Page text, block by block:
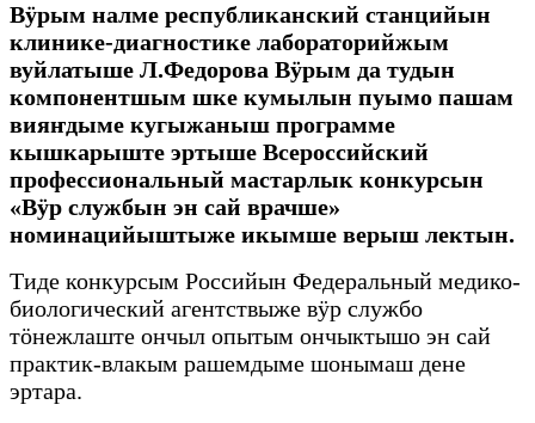
Вӱрым налме республиканский станцийын
клинике-диагностике лабораторийжым
вуйлатыше Л.Федорова Вӱрым да тудын
компонентшым шке кумылын пуымо пашам
вияҥдыме кугыжаныш программе
кышкарыште эртыше Всероссийский
профессиональный мастарлык конкурсын
«Вӱр службын эн сай врачше»
номинацийыштыже икымше верыш лектын.
Тиде конкурсым Российын Федеральный медико-
биологический агентствыже вӱр службо
тӧнежлаште ончыл опытым ончыктышо эн сай
практик-влакым рашемдыме шонымаш дене
эртара.